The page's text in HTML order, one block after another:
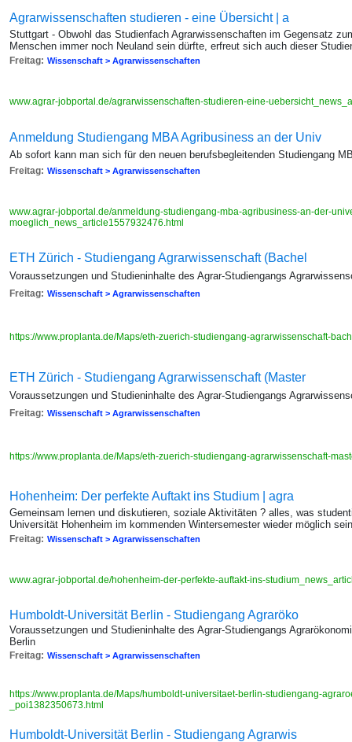
Agrarwissenschaften studieren - eine Übersicht | a
Stuttgart - Obwohl das Studienfach Agrarwissenschaften im Gegensatz
Menschen immer noch Neuland sein dürfte, erfreut sich auch dieser
Freitag: Wissenschaft > Agrarwissenschaften
www.agrar-jobportal.de/agrarwissenschaften-studieren-eine-
Anmeldung Studiengang MBA Agribusiness an der Univ
Ab sofort kann man sich für den neuen berufsbegleitenden Studiengang
Freitag: Wissenschaft > Agrarwissenschaften
www.agrar-jobportal.de/anmeldung-studiengang-mba-agribusiness-an-der-
moeglich_news_article1557932476.html
ETH Zürich - Studiengang Agrarwissenschaft (Bachel
Voraussetzungen und Studieninhalte des Agrar-Studiengangs
Freitag: Wissenschaft > Agrarwissenschaften
https://www.proplanta.de/Maps/eth-zuerich-studiengang-agrarwissenschaft-
ETH Zürich - Studiengang Agrarwissenschaft (Master
Voraussetzungen und Studieninhalte des Agrar-Studiengangs
Freitag: Wissenschaft > Agrarwissenschaften
https://www.proplanta.de/Maps/eth-zuerich-studiengang-agrarwissenschaft-
Hohenheim: Der perfekte Auftakt ins Studium | agra
Gemeinsam lernen und diskutieren, soziale Aktivitäten ? alles, was
Universität Hohenheim im kommenden Wintersemester wieder möglich sein
Freitag: Wissenschaft > Agrarwissenschaften
www.agrar-jobportal.de/hohenheim-der-perfekte-auftakt-ins-
Humboldt-Universität Berlin - Studiengang Agraröko
Voraussetzungen und Studieninhalte des Agrar-Studiengangs
Berlin
Freitag: Wissenschaft > Agrarwissenschaften
https://www.proplanta.de/Maps/humboldt-universitaet-berlin-studiengang-
_poi1382350673.html
Humboldt-Universität Berlin - Studiengang Agrarwis